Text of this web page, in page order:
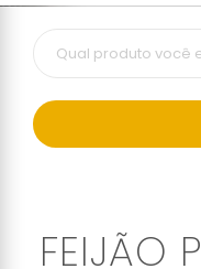
FEIJÃO